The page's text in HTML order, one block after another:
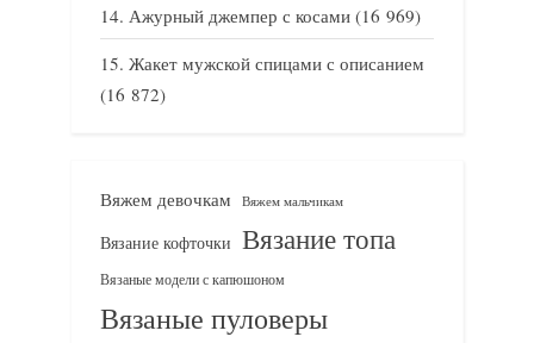
Ажурный джемпер с косами (16 969)
Жакет мужской спицами с описанием
(16 872)
Вяжем девочкам Вяжем мальчикам
Вязание кофточки Вязание топа
Вязаные модели с капюшоном
Вязаные пуловеры